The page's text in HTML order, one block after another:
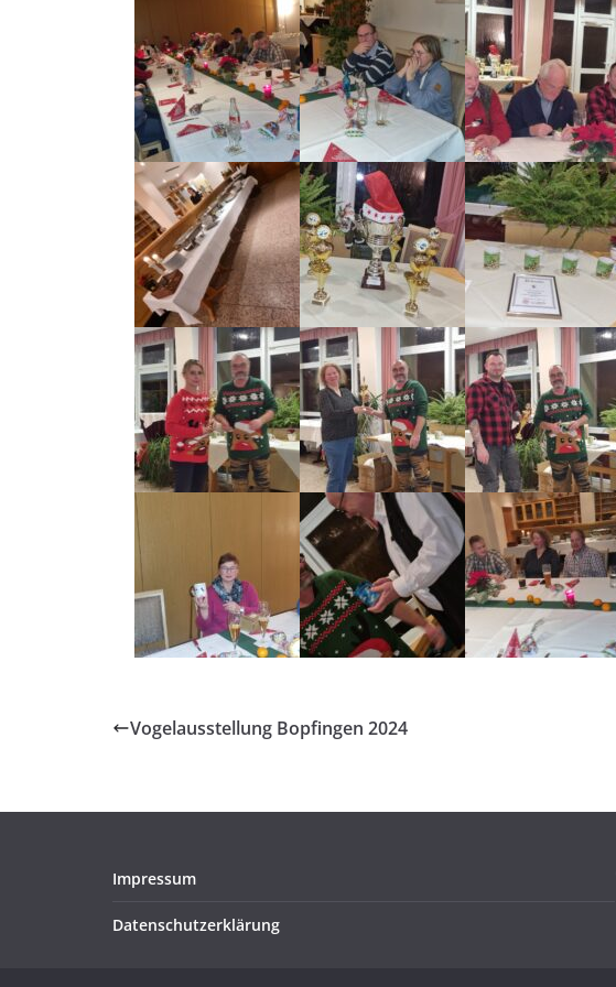
Vogelausstellung Bopfingen 2024
Impressum
Datenschutzerklärung